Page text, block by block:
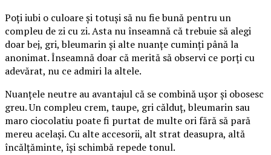
Poți iubi o culoare și totuși să nu fie bună pentru un
compleu de zi cu zi. Asta nu înseamnă că trebuie să alegi
doar bej, gri, bleumarin și alte nuanțe cuminți până la
anonimat. Înseamnă doar că merită să observi ce porți cu
adevărat, nu ce admiri la altele.
Nuanțele neutre au avantajul că se combină ușor și obosesc
greu. Un compleu crem, taupe, gri călduț, bleumarin sau
maro ciocolatiu poate fi purtat de multe ori fără să pară
mereu același. Cu alte accesorii, alt strat deasupra, altă
încălțăminte, își schimbă repede tonul.